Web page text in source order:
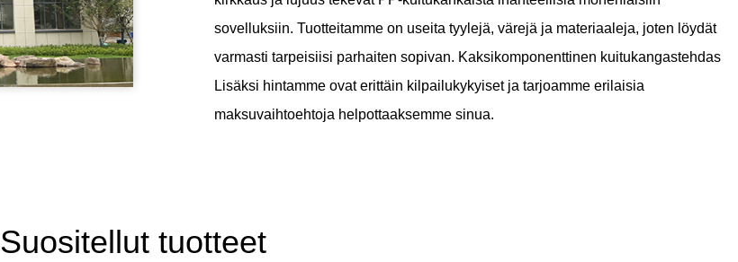
sovelluksiin. Tuotteitamme on useita tyylejä, värejä ja materiaaleja, joten löydät
varmasti tarpeisiisi parhaiten sopivan. Kaksikomponenttinen kuitukangastehdas
Lisäksi hintamme ovat erittäin kilpailukykyiset ja tarjoamme erilaisia ​​
maksuvaihtoehtoja helpottaaksemme sinua.
Suositellut tuotteet